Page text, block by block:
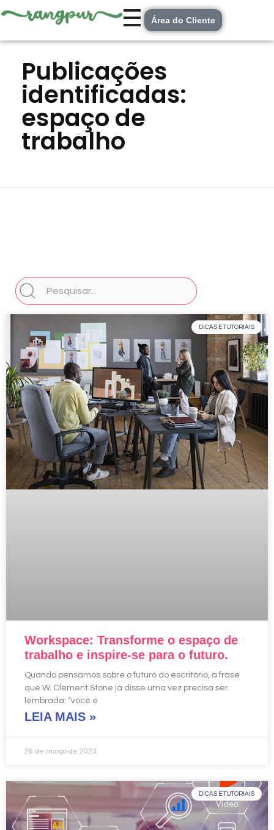
Área do Cliente
Publicações
identificadas:
espaço de
trabalho
DICAS E TUTORIAIS
Workspace: Transforme o espaço de
trabalho e inspire-se para o futuro.
Quando pensamos sobre o futuro do escritório, a frase
que W. Clement Stone já disse uma vez precisa ser
lembrada: “você é
LEIA MAIS »
28 de março de 2023
DICAS E TUTORIAIS